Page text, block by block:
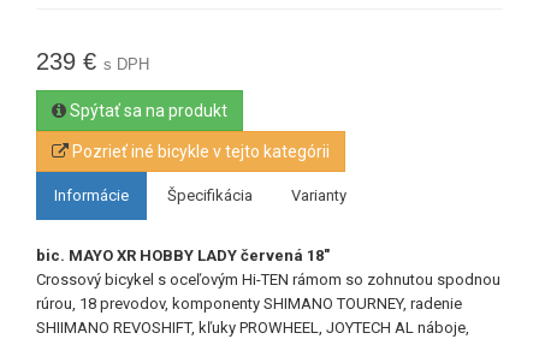
239 € s DPH
Spýtať sa na produkt
Pozrieť iné bicykle v tejto kategórii
Informácie Špecifikácia Varianty
bic. MAYO XR HOBBY LADY červená 18"
Crossový bicykel s oceľovým Hi-TEN rámom so zohnutou spodnou
rúrou, 18 prevodov, komponenty SHIMANO TOURNEY, radenie
SHIIMANO REVOSHIFT, kľuky PROWHEEL, JOYTECH AL náboje,